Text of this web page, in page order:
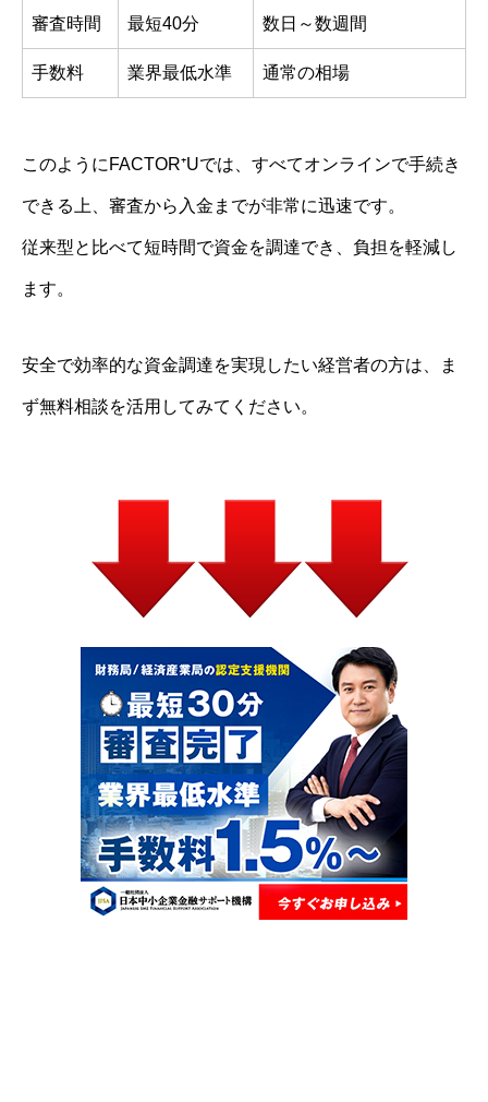
審査時間 最短40分 数日～数週間
手数料 業界最低水準 通常の相場
このようにFACTOR⁺Uでは、すべてオンラインで手続き
できる上、審査から入金までが非常に迅速です。
従来型と比べて短時間で資金を調達でき、負担を軽減し
ます。
安全で効率的な資金調達を実現したい経営者の方は、ま
ず無料相談を活用してみてください。